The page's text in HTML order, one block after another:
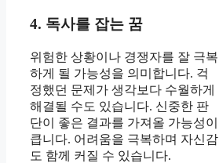
4. 독사를 잡는 꿈
위험한 상황이나 경쟁자를 잘 극복
하게 될 가능성을 의미합니다. 걱
정했던 문제가 생각보다 수월하게
해결될 수도 있습니다. 신중한 판
단이 좋은 결과를 가져올 가능성이
큽니다. 어려움을 극복하며 자신감
도 함께 커질 수 있습니다.